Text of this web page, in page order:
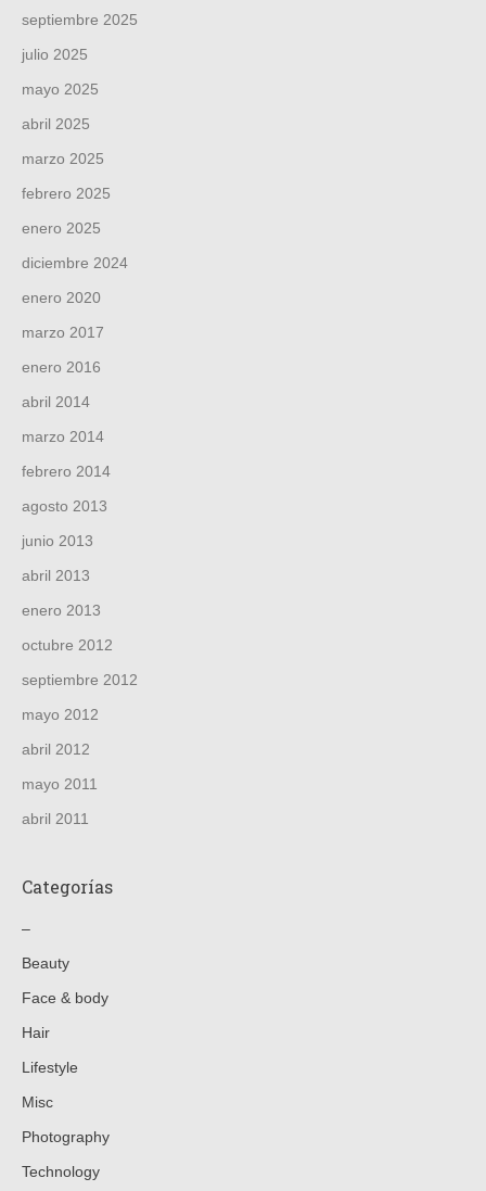
septiembre 2025
julio 2025
mayo 2025
abril 2025
marzo 2025
febrero 2025
enero 2025
diciembre 2024
enero 2020
marzo 2017
enero 2016
abril 2014
marzo 2014
febrero 2014
agosto 2013
junio 2013
abril 2013
enero 2013
octubre 2012
septiembre 2012
mayo 2012
abril 2012
mayo 2011
abril 2011
Categorías
–
Beauty
Face & body
Hair
Lifestyle
Misc
Photography
Technology